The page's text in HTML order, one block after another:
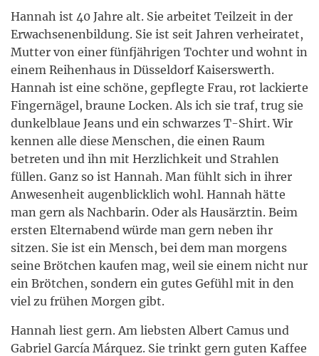
Hannah ist 40 Jahre alt. Sie arbeitet Teilzeit in der
Erwachsenenbildung. Sie ist seit Jahren verheiratet,
Mutter von einer fünfjährigen Tochter und wohnt in
einem Reihenhaus in Düsseldorf Kaiserswerth.
Hannah ist eine schöne, gepflegte Frau, rot lackierte
Fingernägel, braune Locken. Als ich sie traf, trug sie
dunkelblaue Jeans und ein schwarzes T-Shirt. Wir
kennen alle diese Menschen, die einen Raum
betreten und ihn mit Herzlichkeit und Strahlen
füllen. Ganz so ist Hannah. Man fühlt sich in ihrer
Anwesenheit augenblicklich wohl. Hannah hätte
man gern als Nachbarin. Oder als Hausärztin. Beim
ersten Elternabend würde man gern neben ihr
sitzen. Sie ist ein Mensch, bei dem man morgens
seine Brötchen kaufen mag, weil sie einem nicht nur
ein Brötchen, sondern ein gutes Gefühl mit in den
viel zu frühen Morgen gibt.
Hannah liest gern. Am liebsten Albert Camus und
Gabriel García Márquez. Sie trinkt gern guten Kaffee